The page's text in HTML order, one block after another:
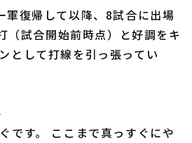
復帰して以降、8試合に出場
（試合開始前時点）と好調をキ
として打線を引っ張ってい
です。 ここまで真っすぐにや